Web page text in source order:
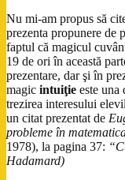
Nu mi-am propus să
prezenta propunere de
faptul că magicul
19 de ori în această
prezentare, dar şi în
magic intuiţie este una
trezirea interesului
un citat prezentat de
probleme în
1978), la pagina 37:
Hadamard)